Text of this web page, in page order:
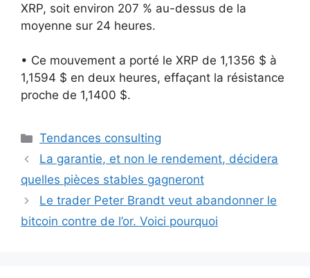
XRP, soit environ 207 % au-dessus de la
moyenne sur 24 heures.
• Ce mouvement a porté le XRP de 1,1356 $ à
1,1594 $ en deux heures, effaçant la résistance
proche de 1,1400 $.
Catégories
Tendances consulting
La garantie, et non le rendement, décidera
quelles pièces stables gagneront
Le trader Peter Brandt veut abandonner le
bitcoin contre de l’or. Voici pourquoi